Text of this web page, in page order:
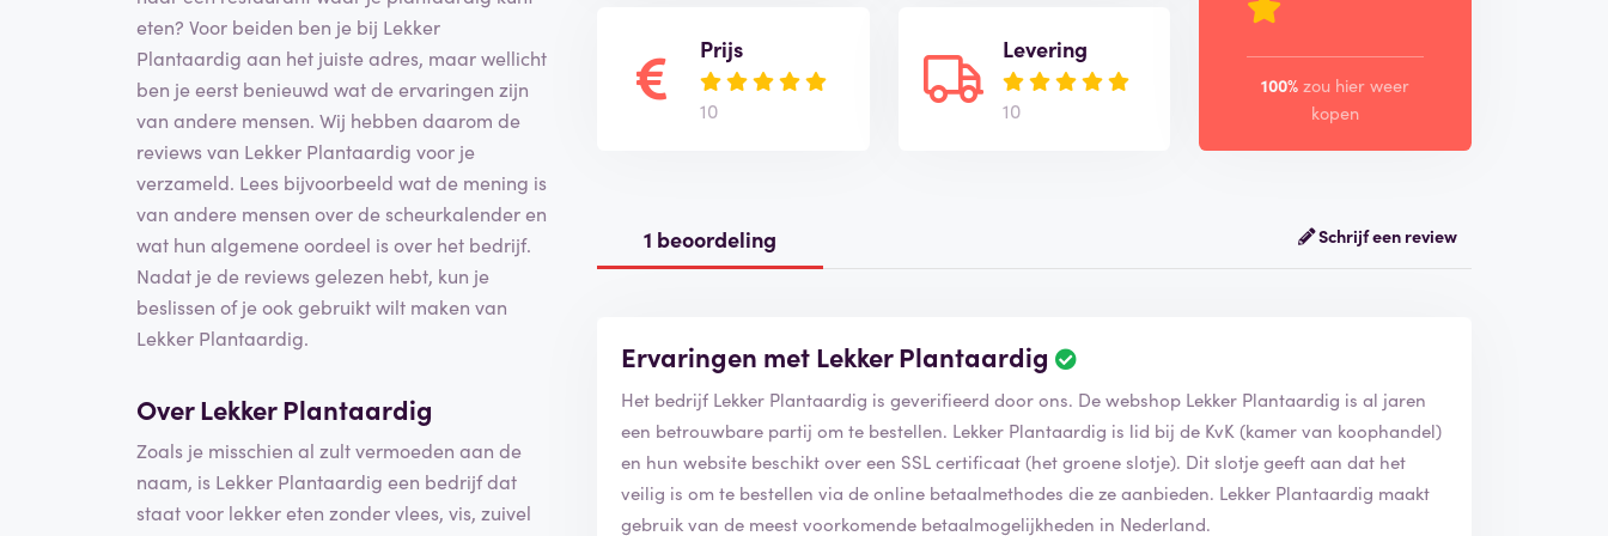
eten? Voor beiden ben je bij Lekker
Plantaardig aan het juiste adres, maar wellicht
ben je eerst benieuwd wat de ervaringen zijn
van andere mensen. Wij hebben daarom de
reviews van Lekker Plantaardig voor je
verzameld. Lees bijvoorbeeld wat de mening is
van andere mensen over de scheurkalender en
wat hun algemene oordeel is over het bedrijf.
Nadat je de reviews gelezen hebt, kun je
beslissen of je ook gebruikt wilt maken van
Lekker Plantaardig.
Over Lekker Plantaardig
Zoals je misschien al zult vermoeden aan de
naam, is Lekker Plantaardig een bedrijf dat
staat voor lekker eten zonder vlees, vis, zuivel
Prijs
10
Levering
10
100% zou hier weer
kopen
1 beoordeling Schrijf een review
Ervaringen met Lekker Plantaardig
Het bedrijf Lekker Plantaardig is geverifieerd door ons. De webshop Lekker Plantaardig is al jaren
een betrouwbare partij om te bestellen. Lekker Plantaardig is lid bij de KvK (kamer van koophandel)
en hun website beschikt over een SSL certificaat (het groene slotje). Dit slotje geeft aan dat het
veilig is om te bestellen via de online betaalmethodes die ze aanbieden. Lekker Plantaardig maakt
gebruik van de meest voorkomende betaalmogelijkheden in Nederland.